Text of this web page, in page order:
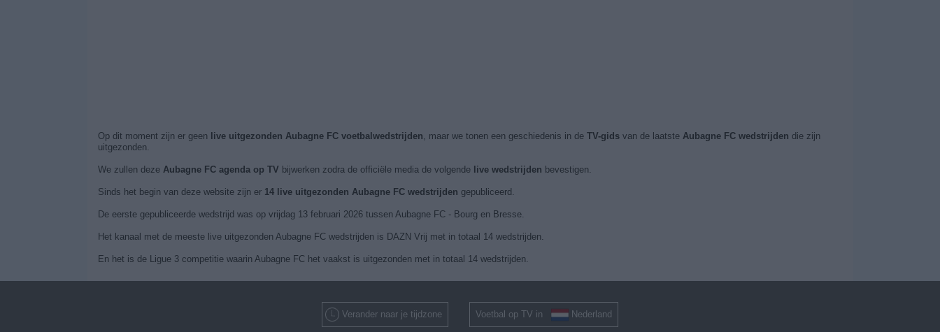
Op dit moment zijn er geen live uitgezonden Aubagne FC voetbalwedstrijden, maar we tonen een geschiedenis in de TV-gidsvan de laatste Aubagne FC wedstrijden die zijn
uitgezonden.
We zullen deze Aubagne FC agenda op TV bijwerken zodra de officiële media de volgende live wedstrijden bevestigen.
Sinds het begin van deze website zijn er 14 live uitgezonden Aubagne FC wedstrijden gepubliceerd.
De eerste gepubliceerde wedstrijd was op vrijdag 13 februari 2026 tussen Aubagne FC - Bourg en Bresse.
Het kanaal met de meeste live uitgezonden Aubagne FC wedstrijden is DAZN Vrij met in totaal 14 wedstrijden.
En het is de Ligue 3 competitie waarin Aubagne FC het vaakst is uitgezonden met in totaal 14 wedstrijden.
Verander naar je tijdzone Voetbal op TV in Nederland